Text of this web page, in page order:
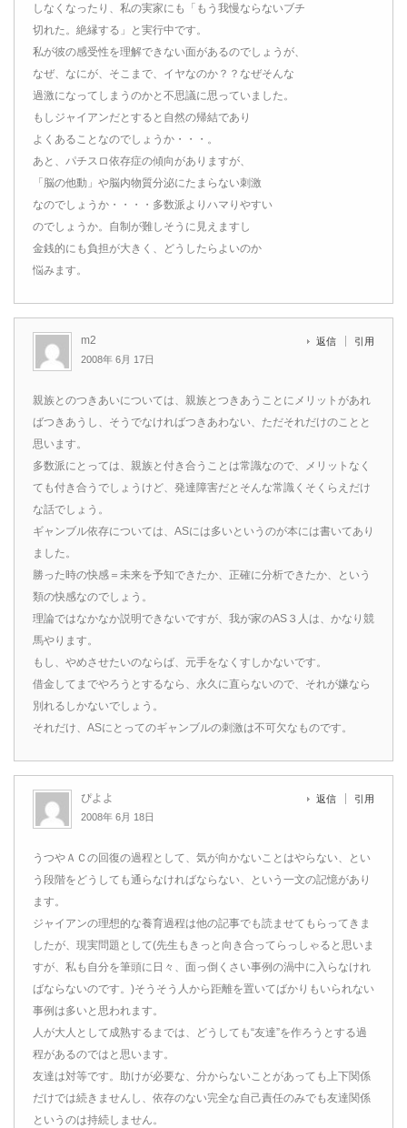
しなくなったり、私の実家にも「もう我慢ならないブチ
切れた。絶縁する」と実行中です。
私が彼の感受性を理解できない面があるのでしょうが、
なぜ、なにが、そこまで、イヤなのか？？なぜそんな
過激になってしまうのかと不思議に思っていました。
もしジャイアンだとすると自然の帰結であり
よくあることなのでしょうか・・・。
あと、パチスロ依存症の傾向がありますが、
「脳の他動」や脳内物質分泌にたまらない刺激
なのでしょうか・・・・多数派よりハマりやすい
のでしょうか。自制が難しそうに見えますし
金銭的にも負担が大きく、どうしたらよいのか
悩みます。
m2
2008年 6月 17日
返信 引用
親族とのつきあいについては、親族とつきあうことにメリットがあれ
ばつきあうし、そうでなければつきあわない、ただそれだけのことと
思います。
多数派にとっては、親族と付き合うことは常識なので、メリットなく
ても付き合うでしょうけど、発達障害だとそんな常識くそくらえだけ
な話でしょう。
ギャンブル依存については、ASには多いというのが本には書いてあり
ました。
勝った時の快感＝未来を予知できたか、正確に分析できたか、という
類の快感なのでしょう。
理論ではなかなか説明できないですが、我が家のAS３人は、かなり競
馬やります。
もし、やめさせたいのならば、元手をなくすしかないです。
借金してまでやろうとするなら、永久に直らないので、それが嫌なら
別れるしかないでしょう。
それだけ、ASにとってのギャンブルの刺激は不可欠なものです。
ぴよよ
2008年 6月 18日
返信 引用
うつやＡＣの回復の過程として、気が向かないことはやらない、とい
う段階をどうしても通らなければならない、という一文の記憶があり
ます。
ジャイアンの理想的な養育過程は他の記事でも読ませてもらってきま
したが、現実問題として(先生もきっと向き合ってらっしゃると思いま
すが、私も自分を筆頭に日々、面っ倒くさい事例の渦中に入らなけれ
ばならないのです。)そうそう人から距離を置いてばかりもいられない
事例は多いと思われます。
人が大人として成熟するまでは、どうしても“友達”を作ろうとする過
程があるのではと思います。
友達は対等です。助けが必要な、分からないことがあっても上下関係
だけでは続きませんし、依存のない完全な自己責任のみでも友達関係
というのは持続しません。